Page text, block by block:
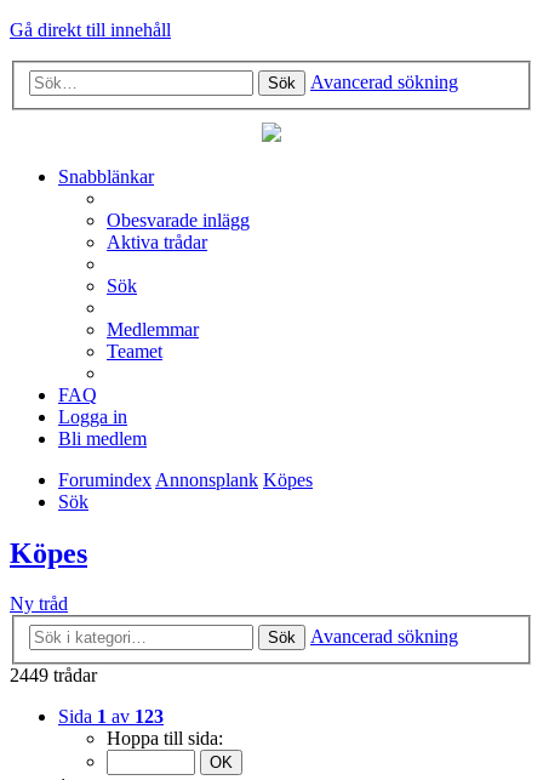
Gå direkt till innehåll
Sök Avancerad sökning
Snabblänkar
Obesvarade inlägg
Aktiva trådar
Sök
Medlemmar
Teamet
FAQ
Logga in
Bli medlem
Forumindex Annonsplank Köpes
Sök
Köpes
Ny tråd
Sök
Avancerad sökning
2449 trådar
Sida 1 av 123
Hoppa till sida: